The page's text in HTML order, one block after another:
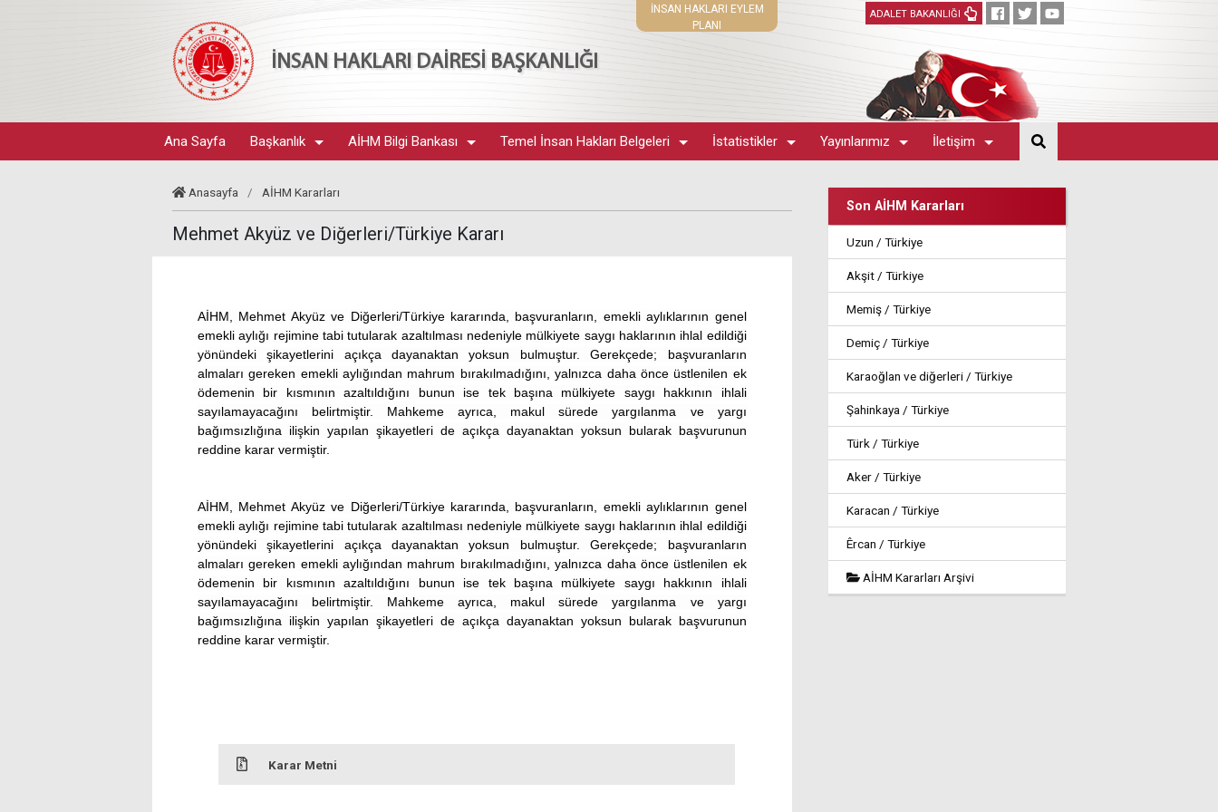
İNSAN HAKLARI DAİRESİ BAŞKANLIĞI
İNSAN HAKLARI EYLEM
PLANI
ADALET BAKANLIĞI
Ana Sayfa Başkanlık AİHM Bilgi Bankası Temel İnsan Hakları Belgeleri İstatistikler Yayınlarımız İletişim
Anasayfa / AİHM Kararları
Mehmet Akyüz ve Diğerleri/Türkiye Kararı
AİHM, Mehmet Akyüz ve Diğerleri/Türkiye kararında, başvuranların, emekli aylıklarının genel
emekli aylığı rejimine tabi tutularak azaltılması nedeniyle mülkiyete saygı haklarının ihlal edildiği
yönündeki şikayetlerini açıkça dayanaktan yoksun bulmuştur. Gerekçede; başvuranların
almaları gereken emekli aylığından mahrum bırakılmadığını, yalnızca daha önce üstlenilen ek
ödemenin bir kısmının azaltıldığını bunun ise tek başına mülkiyete saygı hakkının ihlali
sayılamayacağını belirtmiştir. Mahkeme ayrıca, makul sürede yargılanma ve yargı
bağımsızlığına ilişkin yapılan şikayetleri de açıkça dayanaktan yoksun bularak başvurunun
reddine karar vermiştir.
AİHM, Mehmet Akyüz ve Diğerleri/Türkiye kararında, başvuranların, emekli aylıklarının genel
emekli aylığı rejimine tabi tutularak azaltılması nedeniyle mülkiyete saygı haklarının ihlal edildiği
yönündeki şikayetlerini açıkça dayanaktan yoksun bulmuştur. Gerekçede; başvuranların
almaları gereken emekli aylığından mahrum bırakılmadığını, yalnızca daha önce üstlenilen ek
ödemenin bir kısmının azaltıldığını bunun ise tek başına mülkiyete saygı hakkının ihlali
sayılamayacağını belirtmiştir. Mahkeme ayrıca, makul sürede yargılanma ve yargı
bağımsızlığına ilişkin yapılan şikayetleri de açıkça dayanaktan yoksun bularak başvurunun
reddine karar vermiştir.
Karar Metni
Son AİHM Kararları
Uzun / Türkiye
Akşit / Türkiye
Memiş / Türkiye
Demiç / Türkiye
Karaoğlan ve diğerleri / Türkiye
Şahinkaya / Türkiye
Türk / Türkiye
Aker / Türkiye
Karacan / Türkiye
Êrcan / Türkiye
AİHM Kararları Arşivi